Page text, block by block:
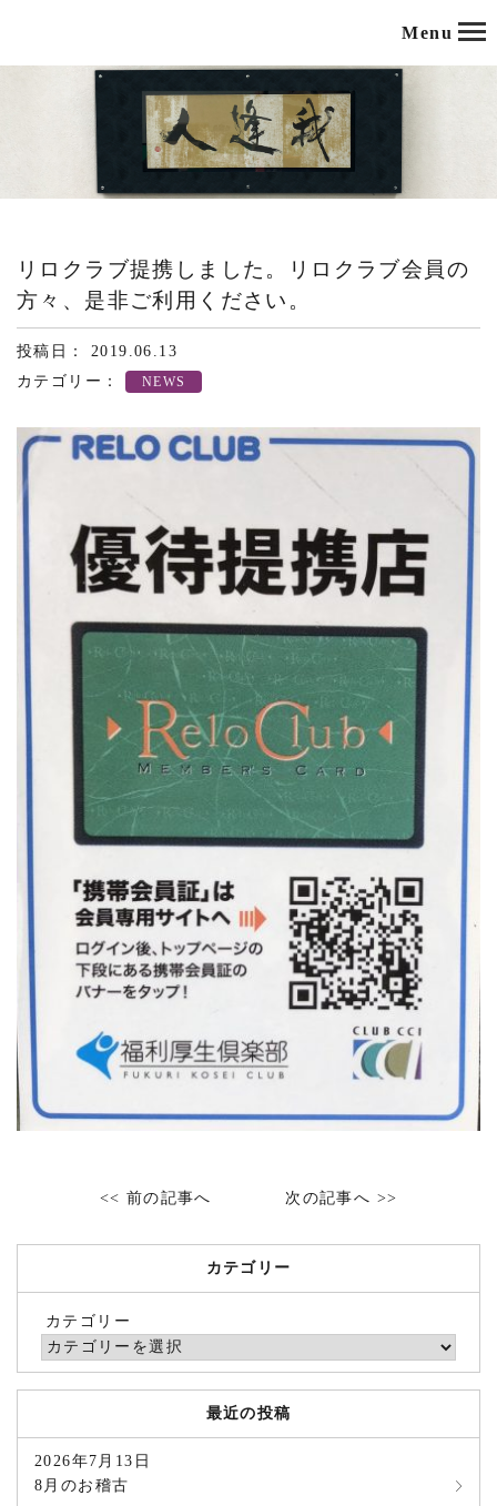
Menu
リロクラブ提携しました。リロクラブ会員の
方々、是非ご利用ください。
投稿日： 2019.06.13
カテゴリー：
NEWS
<< 前の記事へ 次の記事へ >>
カテゴリー
カテゴリー
最近の投稿
2026年7月13日
8月のお稽古